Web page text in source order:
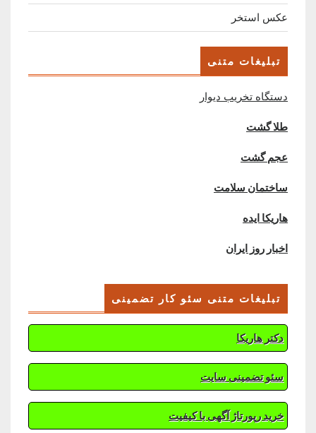
عکس استخر
تبلیغات متنی
دستگاه تخریب دیوار
طلا گشت
عجم گشت
ساختمان سلامت
هاریکا ایده
اخبار روز ایران
تبلیغات متنی سئو کار تضمینی
دکتر هاریکا
سئو تضمینی سایت
خرید رپورتاژ آگهی با کیفیت